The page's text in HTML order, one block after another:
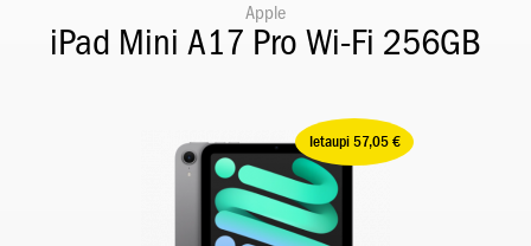
Apple
iPad Mini A17 Pro Wi-Fi 256GB
Ietaupi 57,05 €